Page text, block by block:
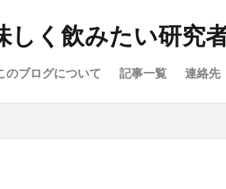
しく飲みたい研究
のブログについて 記事一覧 連絡先